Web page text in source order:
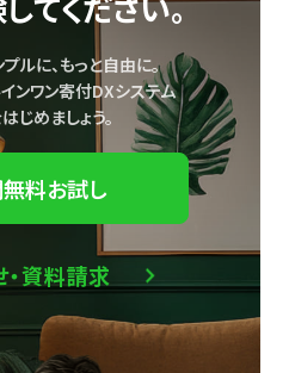
ルに、もっと自由に。
ンワン寄付DXシステム
じめましょう。
料お試し
資料請求